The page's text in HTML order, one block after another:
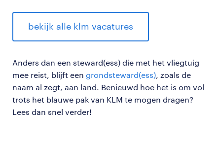
bekijk alle klm vacatures
Anders dan een steward(ess) die met het vliegtuig
mee reist, blijft een grondsteward(ess), zoals de
naam al zegt, aan land. Benieuwd hoe het is om vol
trots het blauwe pak van KLM te mogen dragen?
Lees dan snel verder!